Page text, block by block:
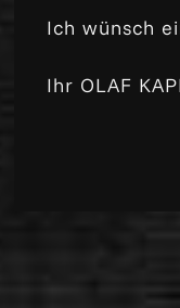
Ich wünsch
Ihr OLAF